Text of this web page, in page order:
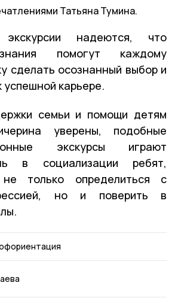
Татьяна Тумина.
экскурсии надеются, что
помогут каждому
сделать осознанный выбор и
успешной карьере.
семьи и помощи детям
уверены, подобные
экскурсы играют
в социализации ребят,
только определиться с
но и поверить в